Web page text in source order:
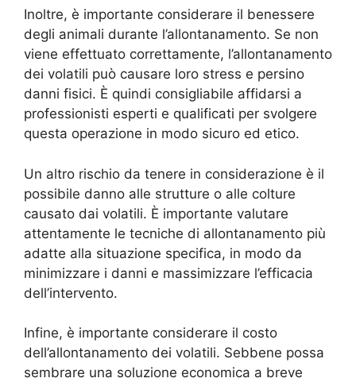
Inoltre, è importante considerare il benessere
degli animali durante l’allontanamento. Se non
viene effettuato correttamente, l’allontanamento
dei volatili può causare loro stress e persino
danni fisici. È quindi consigliabile affidarsi a
professionisti esperti e qualificati per svolgere
questa operazione in modo sicuro ed etico.
Un altro rischio da tenere in considerazione è il
possibile danno alle strutture o alle colture
causato dai volatili. È importante valutare
attentamente le tecniche di allontanamento più
adatte alla situazione specifica, in modo da
minimizzare i danni e massimizzare l’efficacia
dell’intervento.
Infine, è importante considerare il costo
dell’allontanamento dei volatili. Sebbene possa
sembrare una soluzione economica a breve